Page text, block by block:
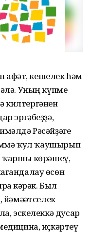
афәт, кешелек һәм
Уның күпме
эргәбеҙҙә,
Рәсәйҙәге
ҡул ҡаушырып
ҡаршы көрәшеү,
өсөн
кәрәк. Был
эскелеккә дусар
иҫкәртеү